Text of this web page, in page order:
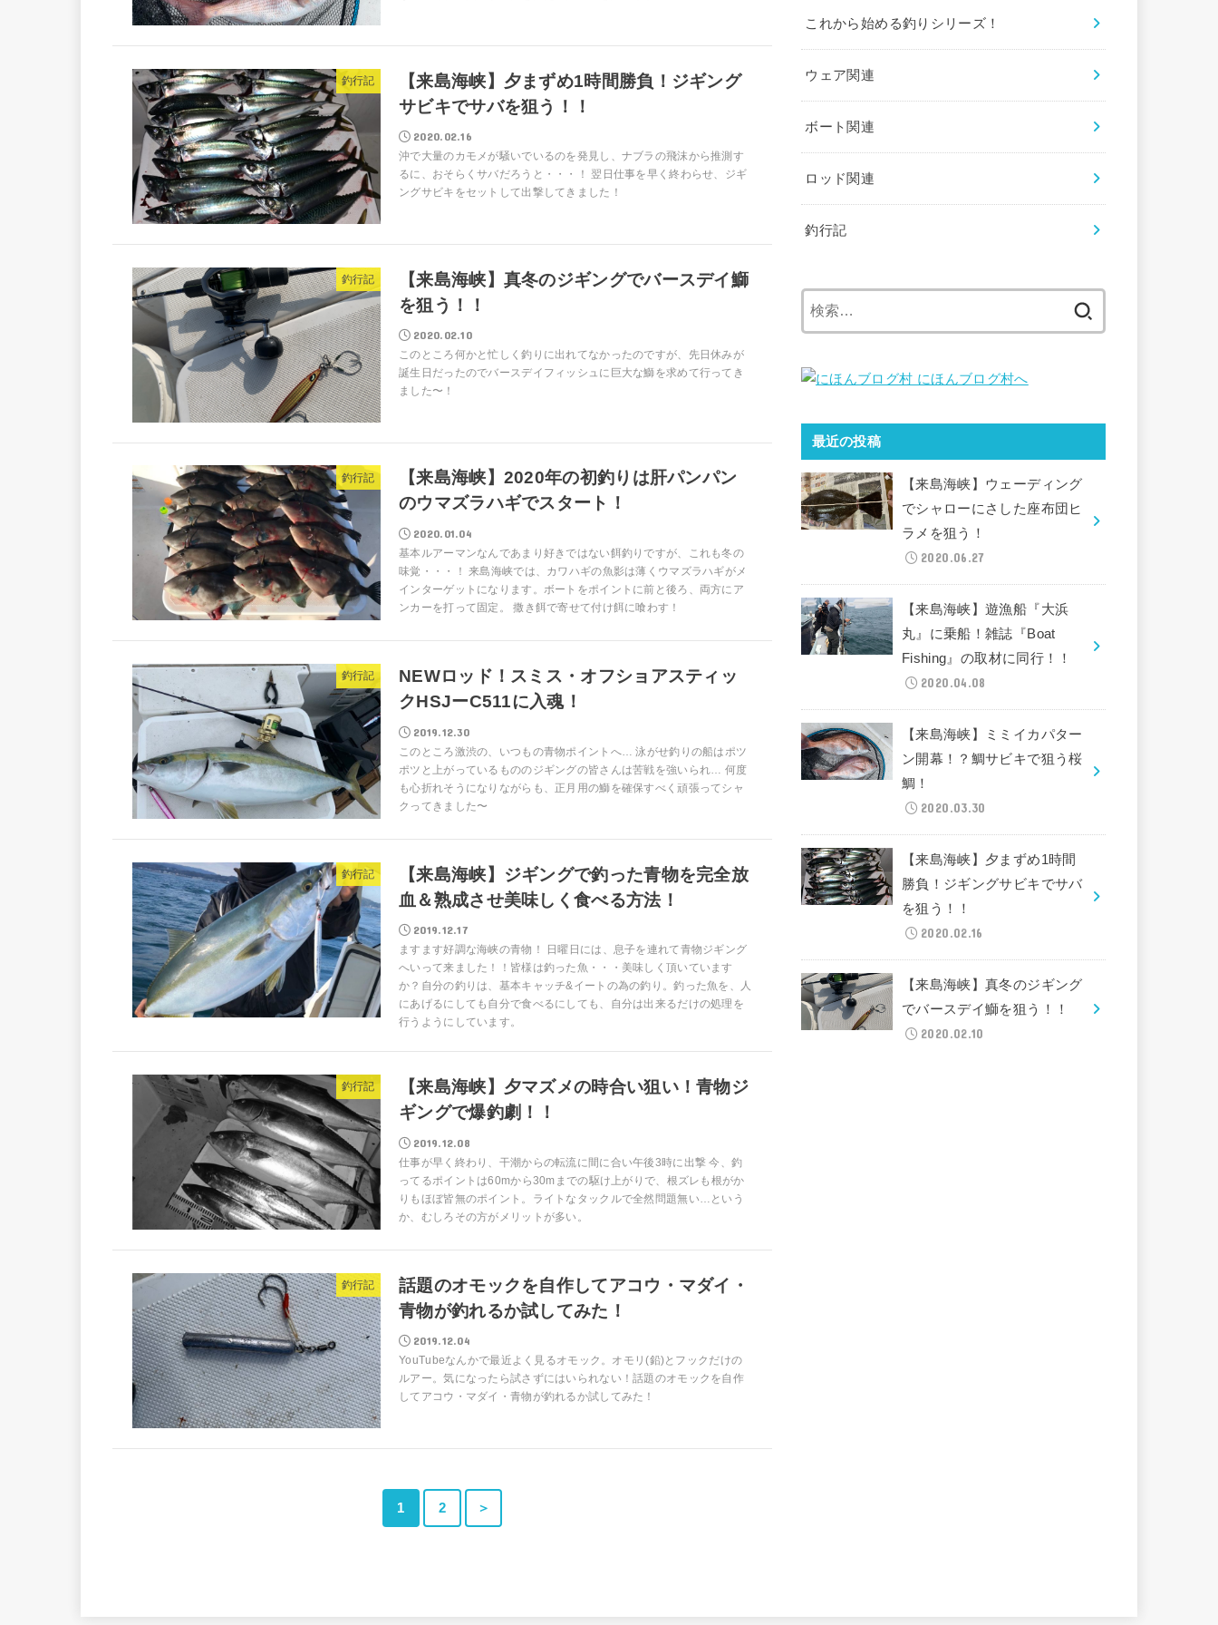
釣行記
【来島海峡】夕まずめ1時間勝負！ジギング
サビキでサバを狙う！！
2020.02.16
沖で大量のカモメが騒いでいるのを発見し、ナブラの飛沫から推測す
るに、おそらくサバだろうと・・・！ 翌日仕事を早く終わらせ、ジギ
ングサビキをセットして出撃してきました！
釣行記
【来島海峡】真冬のジギングでバースデイ鰤
を狙う！！
2020.02.10
このところ何かと忙しく釣りに出れてなかったのですが、先日休みが
誕生日だったのでバースデイフィッシュに巨大な鰤を求めて行ってき
ました〜！
釣行記
【来島海峡】2020年の初釣りは肝パンパン
のウマズラハギでスタート！
2020.01.04
基本ルアーマンなんであまり好きではない餌釣りですが、これも冬の
味覚・・・！ 来島海峡では、カワハギの魚影は薄くウマズラハギがメ
インターゲットになります。ボートをポイントに前と後ろ、両方にア
ンカーを打って固定。 撒き餌で寄せて付け餌に喰わす！
釣行記
NEWロッド！スミス・オフショアスティッ
クHSJーC511に入魂！
2019.12.30
このところ激渋の、いつもの青物ポイントへ… 泳がせ釣りの船はポツ
ポツと上がっているもののジギングの皆さんは苦戦を強いられ… 何度
も心折れそうになりながらも、正月用の鰤を確保すべく頑張ってシャ
クってきました〜
釣行記
【来島海峡】ジギングで釣った青物を完全放
血＆熟成させ美味しく食べる方法！
2019.12.17
ますます好調な海峡の青物！ 日曜日には、息子を連れて青物ジギング
へいって来ました！！皆様は釣った魚・・・美味しく頂いています
か？自分の釣りは、基本キャッチ&イートの為の釣り。釣った魚を、人
にあげるにしても自分で食べるにしても、自分は出来るだけの処理を
行うようにしています。
釣行記
【来島海峡】夕マズメの時合い狙い！青物ジ
ギングで爆釣劇！！
2019.12.08
仕事が早く終わり、干潮からの転流に間に合い午後3時に出撃 今、釣
ってるポイントは60mから30mまでの駆け上がりで、根ズレも根がか
りもほぼ皆無のポイント。ライトなタックルで全然問題無い…という
か、むしろその方がメリットが多い。
釣行記
話題のオモックを自作してアコウ・マダイ・
青物が釣れるか試してみた！
2019.12.04
YouTubeなんかで最近よく見るオモック。オモリ(鉛)とフックだけの
ルアー。気になったら試さずにはいられない！話題のオモックを自作
してアコウ・マダイ・青物が釣れるか試してみた！
1 2 ＞
これから始める釣りシリーズ！
ウェア関連
ボート関連
ロッド関連
釣行記
最近の投稿
【来島海峡】ウェーディング
でシャローにさした座布団ヒ
ラメを狙う！
2020.06.27
【来島海峡】遊漁船『大浜
丸』に乗船！雑誌『Boat
Fishing』の取材に同行！！
2020.04.08
【来島海峡】ミミイカパター
ン開幕！？鯛サビキで狙う桜
鯛！
2020.03.30
【来島海峡】夕まずめ1時間
勝負！ジギングサビキでサバ
を狙う！！
2020.02.16
【来島海峡】真冬のジギング
でバースデイ鰤を狙う！！
2020.02.10